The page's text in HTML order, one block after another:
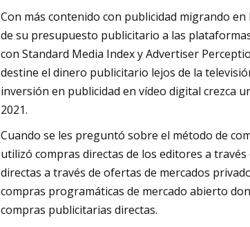
Con más contenido con publicidad migrando
de su presupuesto publicitario a las
con Standard Media Index y Advertiser
destine el dinero publicitario lejos de la
inversión en publicidad en vídeo digital crezca
2021.
Cuando se les preguntó sobre el método de
utilizó compras directas de los editores a
directas a través de ofertas de mercados
compras programáticas de mercado abierto
compras publicitarias directas.